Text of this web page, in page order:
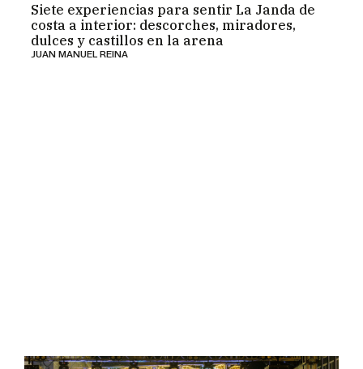
Siete experiencias para sentir La Janda de
costa a interior: descorches, miradores,
dulces y castillos en la arena
JUAN MANUEL REINA